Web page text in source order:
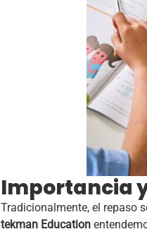
Importancia
Tradicionalmente, el repaso
tekman Education